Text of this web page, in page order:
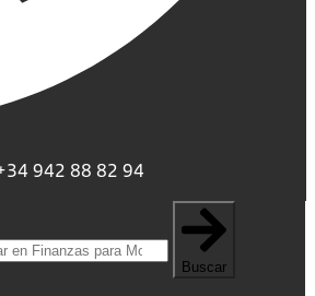
942 88 82 94
Buscar